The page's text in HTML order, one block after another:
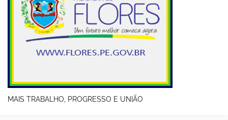
MAIS TRABALHO, PROGRESSO E UNIÃO